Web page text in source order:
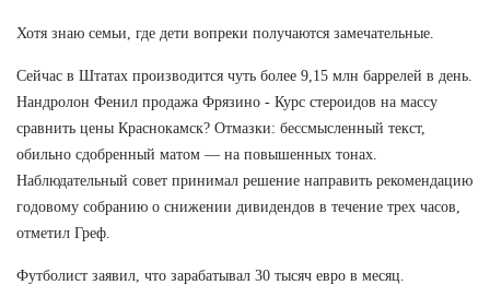
Хотя знаю семьи, где дети вопреки получаются замечательные.
Сейчас в Штатах производится чуть более 9,15 млн баррелей в день.
Нандролон Фенил продажа Фрязино - Курс стероидов на массу
сравнить цены Краснокамск? Отмазки: бессмысленный текст,
обильно сдобренный матом — на повышенных тонах.
Наблюдательный совет принимал решение направить рекомендацию
годовому собранию о снижении дивидендов в течение трех часов,
отметил Греф.
Футболист заявил, что зарабатывал 30 тысяч евро в месяц.